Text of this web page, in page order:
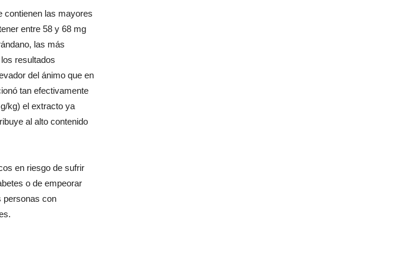
contienen las mayores
entre 58 y 68 mg
las más
resultados
del ánimo que en
tan efectivamente
kg) el extracto ya
al alto contenido
en riesgo de sufrir
o de empeorar
personas con